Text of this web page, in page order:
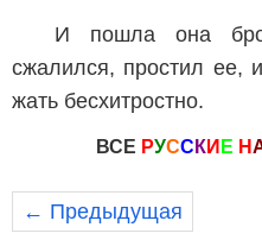
И пошла она
сжалился, простил ее,
жать бесхитростно.
ВСЕ РУСС КИ Е Н
← Предыдущая